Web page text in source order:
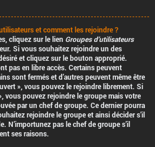
et comment les rejoindre ?
cliquez sur le lien Groupes d’utilisateurs
Si vous souhaitez rejoindre un des
et cliquez sur le bouton approprié.
pas en libre accès. Certains peuvent
sont fermés et d’autres peuvent même être
», vous pouvez le rejoindre librement. Si
vous pouvez rejoindre le groupe mais votre
par un chef de groupe. Ce dernier pourra
rejoindre le groupe et ainsi décider s’il
N’importunez pas le chef de groupe s’il
ses raisons.